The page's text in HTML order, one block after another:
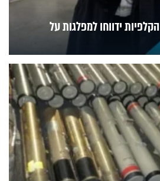
ידווחו למפלגות על